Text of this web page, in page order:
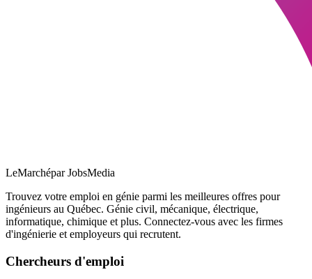
LeMarchépar JobsMedia
Trouvez votre emploi en génie parmi les meilleures offres pour
ingénieurs au Québec. Génie civil, mécanique, électrique,
informatique, chimique et plus. Connectez-vous avec les firmes
d'ingénierie et employeurs qui recrutent.
Chercheurs d'emploi